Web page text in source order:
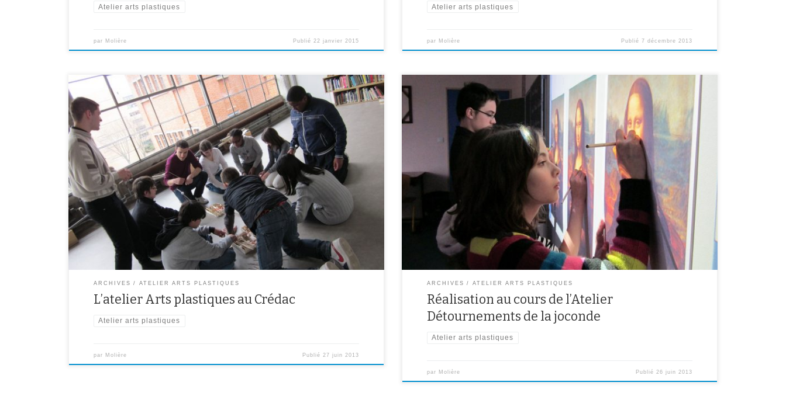
Atelier arts plastiques
par Molière Publié22 janvier 2015
Atelier arts plastiques
par Molière Publié7 décembre 2013
Visite d’une exposition au Crédac Atelier de pratique au Crédac autour de la
notion d’équilibre
ARCHIVES ATELIER ARTS PLASTIQUES
L’atelier Arts plastiques au Crédac
Atelier arts plastiques
par Molière Publié27 juin 2013
ARCHIVES ATELIER ARTS PLASTIQUES
Réalisation au cours de l’Atelier
Détournements de la joconde
Atelier arts plastiques
par Molière Publié26 juin 2013